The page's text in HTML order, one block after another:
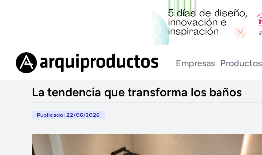
Empresas Productos
La tendencia que transforma los baños
Publicado: 22/06/2026